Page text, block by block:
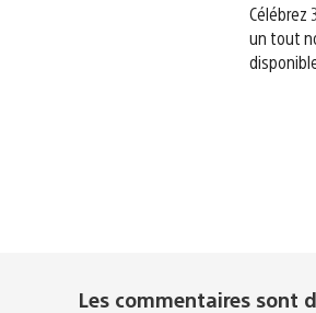
Célébrez
un tout
Les commentaires sont